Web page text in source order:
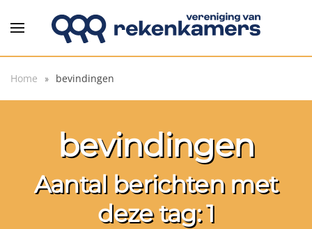
Overslaan en naar de inhoud gaan
Home bevindingen
bevindingen
Aantal berichten met
deze tag: 1